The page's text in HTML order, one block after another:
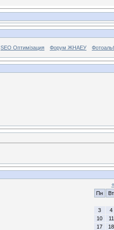
SEO Оптимізация Форум ЖНАЕУ
«
Пн
Вт
3
4
10
11
17
18